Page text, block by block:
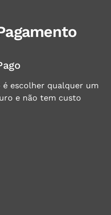
é escolher qualquer um
e não tem custo